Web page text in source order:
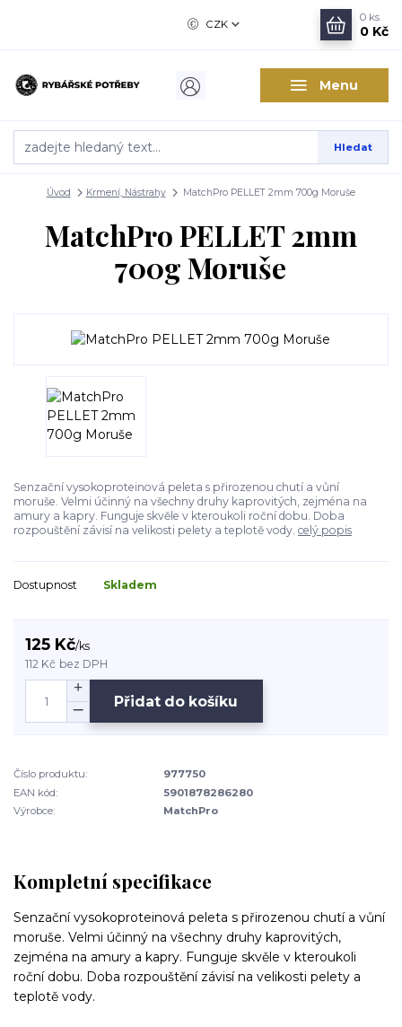
Menu
CZK
Hledat
0 ks
0 Kč
Úvod Krmení, Nástrahy MatchPro PELLET 2mm 700g Moruše
MatchPro PELLET 2mm
700g Moruše
Senzační vysokoproteinová peleta s přirozenou chutí a vůní
moruše. Velmi účinný na všechny druhy kaprovitých, zejména na
amury a kapry. Funguje skvěle v kteroukoli roční dobu. Doba
rozpouštění závisí na velikosti pelety a teplotě vody. celý popis
Dostupnost Skladem
125 Kč/ks
112 Kč bez DPH
Přidat do košíku
Číslo produktu:
977750
EAN kód:
5901878286280
Výrobce:
MatchPro
Kompletní specifikace
Senzační vysokoproteinová peleta s přirozenou chutí a vůní
moruše. Velmi účinný na všechny druhy kaprovitých,
zejména na amury a kapry. Funguje skvěle v kteroukoli
roční dobu. Doba rozpouštění závisí na velikosti pelety a
teplotě vody.